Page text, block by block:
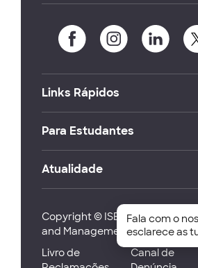
Links Rápidos
Para Estudantes
Atualidade
Copyright © ISEG Lisbon School
and Management 2026
Livro de
Canal de
Fala com o
esclarece as